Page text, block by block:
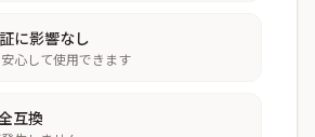
に影響なし
心して使用できます
互換